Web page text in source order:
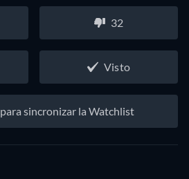
32
Visto
para sincronizar la Watchlist